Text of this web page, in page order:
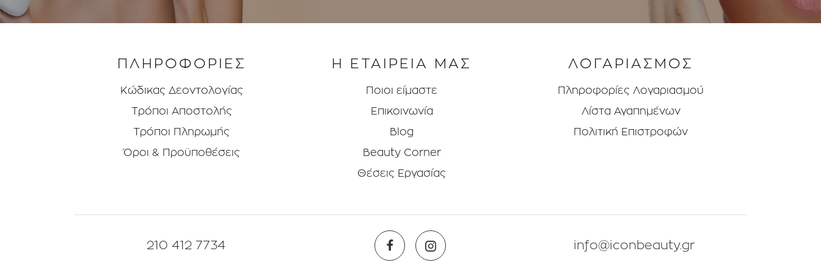
ΠΛΗΡΟΦΟΡΙΕΣ
Κώδικας Δεοντολογίας
Τρόποι Aποστολής
Τρόποι Πληρωμής
Όροι & Προϋποθέσεις
Η ΕΤΑΙΡΕΙΑ ΜΑΣ
Ποιοι είμαστε
Επικοινωνία
Blog
Beauty Corner
Θέσεις Eργασίας
ΛΟΓΑΡΙΑΣΜΟΣ
Πληροφορίες Λογαριασμού
Λίστα Αγαπημένων
Πολιτική Επιστροφών
210 412 7734 info@iconbeauty.gr